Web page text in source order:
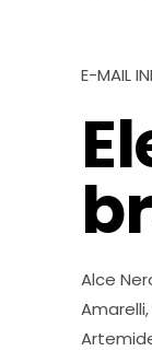
E-MAIL
Alce